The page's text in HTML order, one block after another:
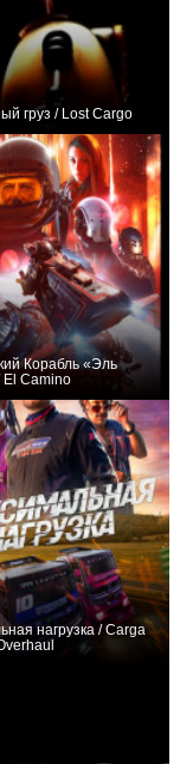
груз / Lost Cargo
Корабль «Эль
El Camino
нагрузка / Carga